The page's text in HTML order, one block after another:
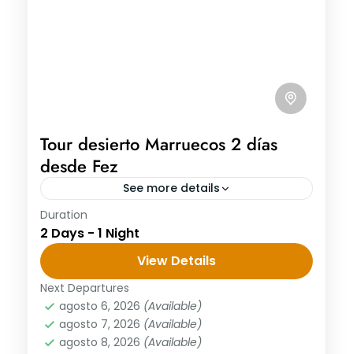
Tour desierto Marruecos 2 días
desde Fez
See more details
Tour desierto Marruecos 2 días desde Fez
El primer día: Fez - Ifrane - Azrou - Erfoud
- Merzouga Hoy empzamos tour desierto
Marruecos 2...
Duration
2 Days - 1 Night
View Details
Next Departures
agosto 6, 2026 (Available)
agosto 7, 2026 (Available)
agosto 8, 2026 (Available)